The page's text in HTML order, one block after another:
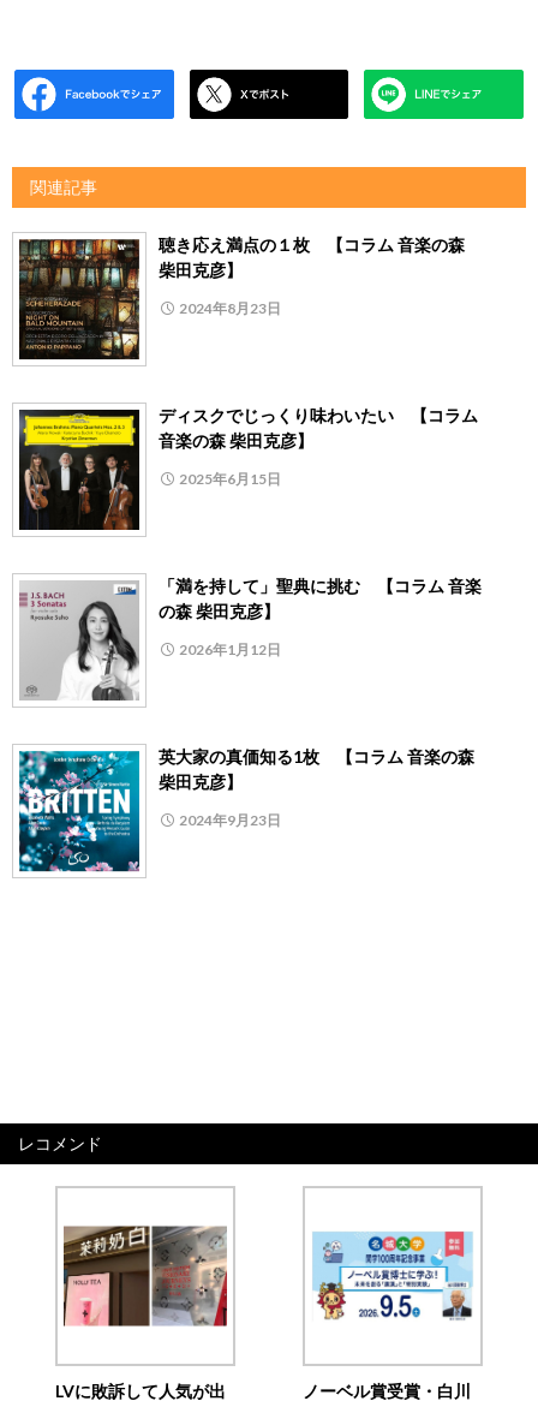
関連記事
聴き応え満点の１枚 【コラム 音楽の森
柴田克彦】
2024年8月23日
ディスクでじっくり味わいたい 【コラム
音楽の森 柴田克彦】
2025年6月15日
「満を持して」聖典に挑む 【コラム 音楽
の森 柴田克彦】
2026年1月12日
英大家の真価知る1枚 【コラム 音楽の森
柴田克彦】
2024年9月23日
レコメンド
LVに敗訴して人気が出 ノーベル賞受賞・白川